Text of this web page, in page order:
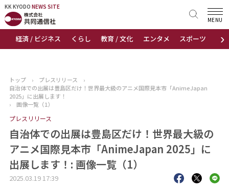
KK KYODO NEWS SITE
›
経済 / ビジネス くらし 教育 / 文化 エンタメ スポーツ 地域
MENU
KK KYODONEWS SITE
トップページ
ニュース
おすすめコンテンツ
出版物
会社概要
トップ › プレスリリース
›
自治体での出展は豊島区だけ！世界最大級のアニメ国際見本市「AnimeJapan
2025」に出展します！
›
画像一覧（1）
プレスリリース
自治体での出展は豊島区だけ！世界最大級の
アニメ国際見本市「AnimeJapan 2025」に
出展します！: 画像一覧（1）
2025.03.19 17:39